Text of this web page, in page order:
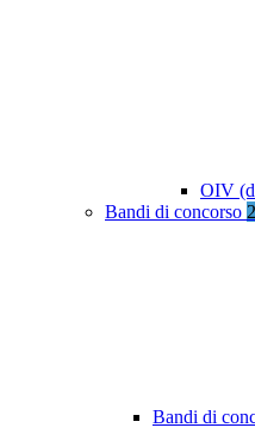
OIV
Bandi di concorso 2
Bandi di